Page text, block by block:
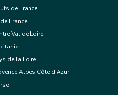
de France
France
Val de Loire
de la Loire
Alpes Côte d'Azur